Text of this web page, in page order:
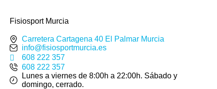
Fisiosport Murcia
Carretera Cartagena 40 El Palmar Murcia
info@fisiosportmurcia.es
608 222 357
608 222 357
Lunes a viernes de 8:00h a 22:00h. Sábado y
domingo, cerrado.